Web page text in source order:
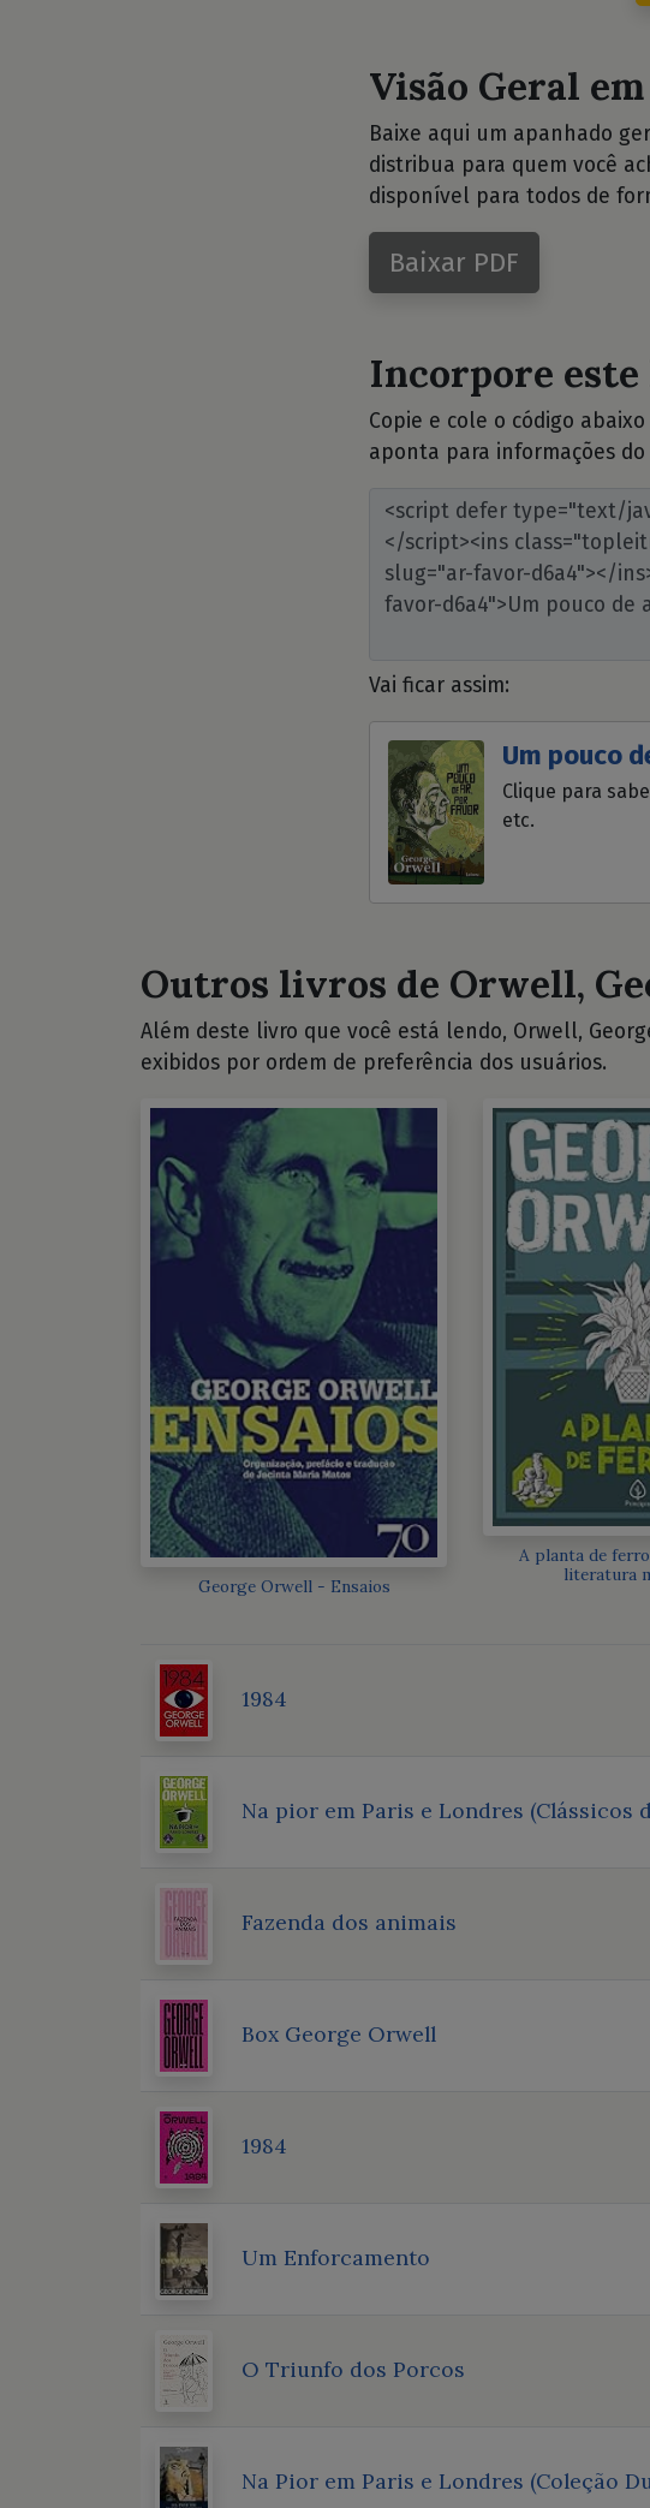
Visão Geral
Baixe aqui um apanhado
distribua para quem você
disponível para todos de
Baixar PDF
Incorpore
Copie e cole o código
aponta para informações do
Vai ficar assim:
Um pouco
Clique para
etc.
Outros livros de Orwell,
Além deste livro que você está lendo, Orwell,
exibidos por ordem de preferência dos usuários.
George Orwell - Ensaios
A planta de
literatura
1984
Na pior em Paris e Londres (Clássicos
Fazenda dos animais
Box George Orwell
1984
Um Enforcamento
O Triunfo dos Porcos
Na Pior em Paris e Londres (Coleção